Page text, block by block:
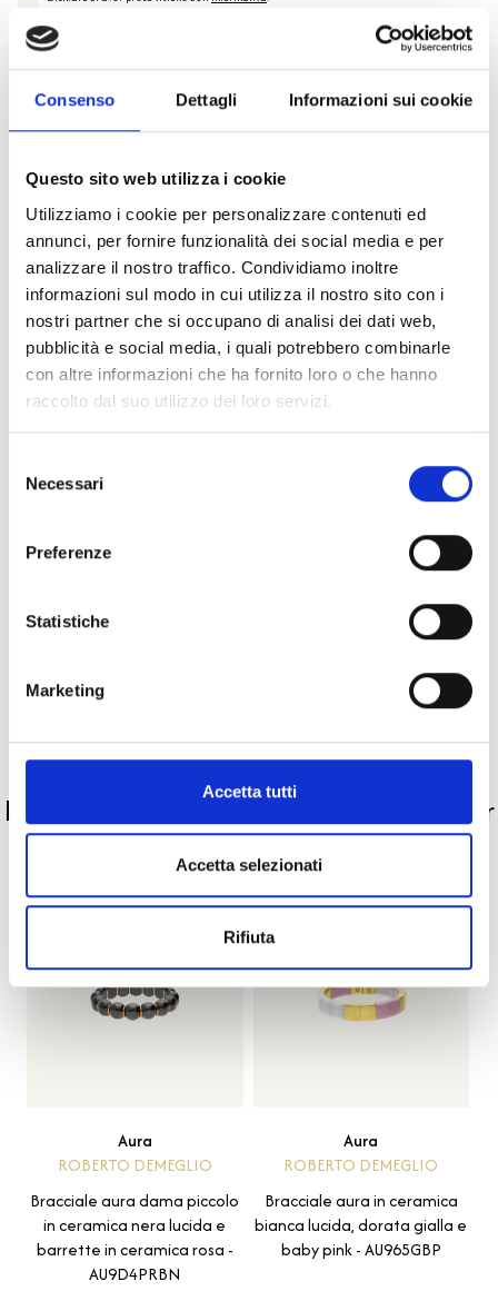
Consenso Dettagli Informazioni sui cookie
Questo sito web utilizza i cookie
Utilizziamo i cookie per personalizzare contenuti ed
annunci, per fornire funzionalità dei social media e per
analizzare il nostro traffico. Condividiamo inoltre
informazioni sul modo in cui utilizza il nostro sito con i
nostri partner che si occupano di analisi dei dati web,
pubblicità e social media, i quali potrebbero combinarle
con altre informazioni che ha fornito loro o che hanno
raccolto dal suo utilizzo dei loro servizi.
delNecessari
Preferenze
Statistiche
Marketing
Accetta tutti
Accetta selezionati
Rifiuta
Desidero iscrivermi alla newsletter e
autorizzo al trattamento dei miei dati personali
* Campi obbligatori
Invia richiesta
Reso facile e veloce
PRONTA consegna
Spedizione Gratuita
Specifiche Tecniche
Collezione
Per
La nostra selezione di prodotti scelti per
te
Aura
ROBERTO DEMEGLIO
Bracciale aura dama piccolo
in ceramica nera lucida e
barrette in ceramica rosa -
AU9D4PRBN
Aura
ROBERTO DEMEGLIO
Bracciale aura in ceramica
bianca lucida, dorata gialla e
baby pink - AU965GBP